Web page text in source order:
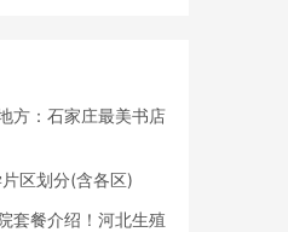
方：石家庄最美书店
区划分(含各区)
套餐介绍！河北生殖